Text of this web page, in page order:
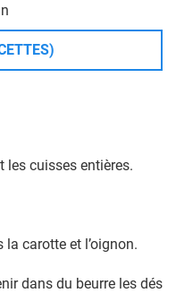
les cuisses entières.
carotte et l’oignon.
dans du beurre les dés